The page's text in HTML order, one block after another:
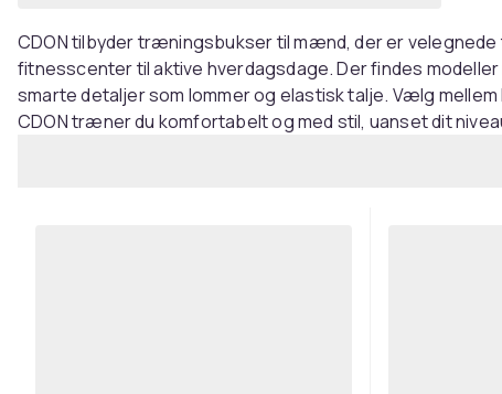
CDON tilbyder træningsbukser til mænd, der er
fitnesscenter til aktive hverdagsdage. Der findes
smarte detaljer som lommer og elastisk talje. Vælg
CDON træner du komfortabelt og med stil, uanset dit